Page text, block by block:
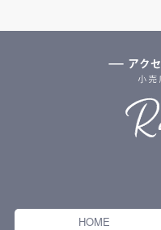
HOME